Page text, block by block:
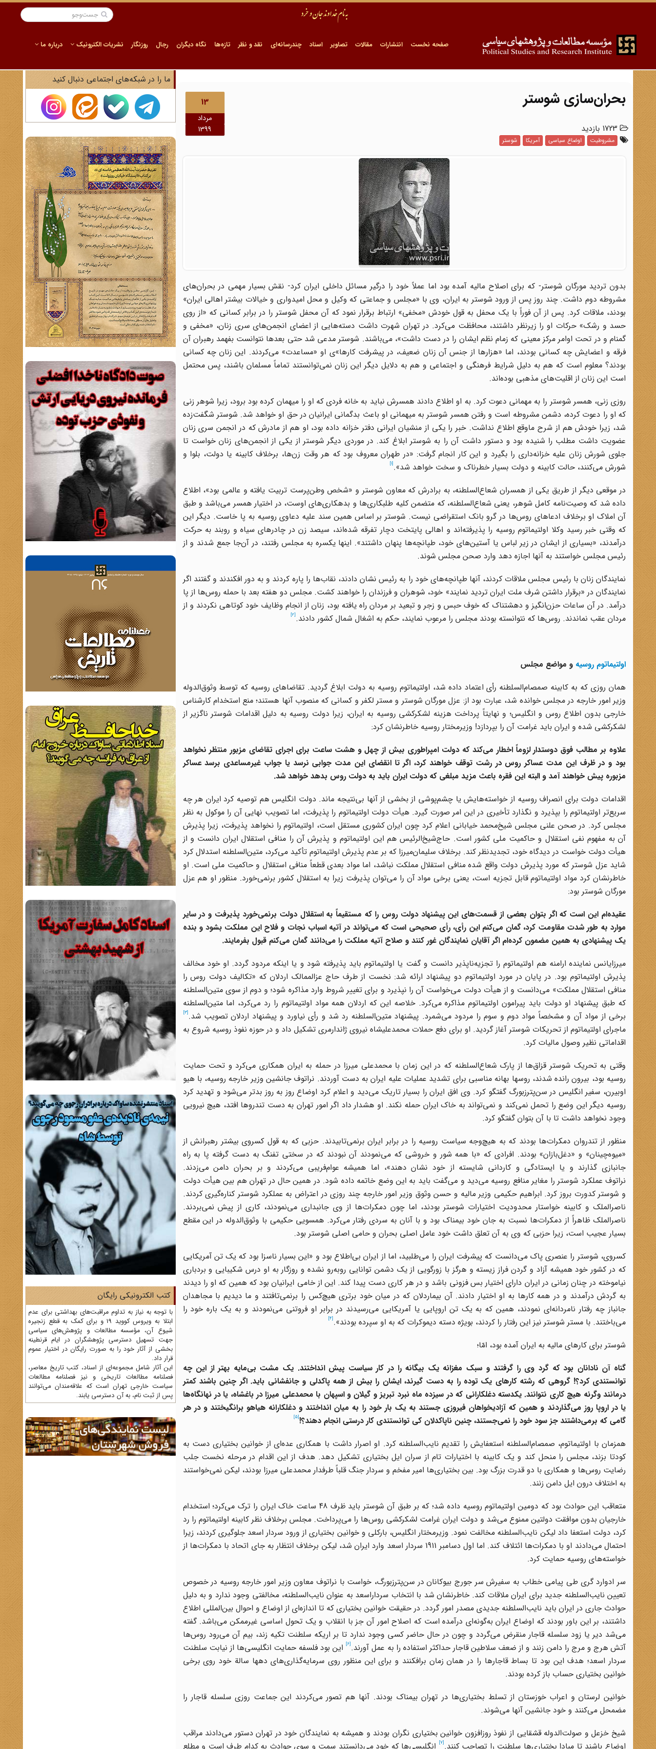
صفحه نخست انتشارات مقالات تصاویر اسناد چندرسانه‌ای نقد و نظر تازه‌ها نگاه دیگران رجال روزنگار نشریات الکترونیک درباره ما
13
مرداد
1399
بحران‌سازی شوستر
مشروطیت اوضاع سیاسی آمریکا شوستر
بدون تردید مورگان شوستر- که برای اصلاح مالیه آمده بود اما عملاً خود را درگیر مسائل داخلی ایران کرد- نقش بسیار مهمی در بحران‌های
مشروطه دوم داشت. چند روز پس از ورود شوستر به ایران، وی با «مجلس و جماعتی که وکیل و محل امیدواری و خیالات بیشتر اهالی ایران»
بودند، ملاقات کرد. پس از آن فوراً با یک محفل به قول خودش «مخفی» ارتباط برقرار نمود که آن محفل شوستر را در برابر کسانی که «از روی
حسد و رشک» حرکات او را زیرنظر داشتند، محافظت می‌کرد. در تهران شهرت داشت دسته‌هایی از اعضای انجمن‌های سری زنان، «مخفی و
گمنام و در تحت اوامر مرکز معینی که زمام نظم ایشان را در دست داشت»، می‌باشند. شوستر مدعی شد حتی بعدها نتوانست بفهمد رهبران آن
فرقه و اعضایش چه کسانی بودند، اما «هزارها از جنس آن زنان ضعیف، در پیشرفت کارها»ی او «مساعدت» می‌کردند. این زنان چه کسانی
بودند؟ معلوم است که هم به دلیل شرایط فرهنگی و اجتماعی و هم به دلایل دیگر این زنان نمی‌توانستند تماماً مسلمان باشند، پس محتمل
است این زنان از اقلیت‌های مذهبی بوده‌اند.
روزی زنی، همسر شوستر را به مهمانی دعوت کرد. به او اطلاع دادند همسرش نباید به خانه فردی که او را میهمان کرده بود برود، زیرا شوهر زنی
که او را دعوت کرده، دشمن مشروطه است و رفتن همسر شوستر به میهمانی او باعث بدگمانی ایرانیان در حق او خواهد شد. شوستر شگفت‌زده
شد، زیرا خودش هم از شرح ماوقع اطلاع نداشت. خبر را یکی از منشیان ایرانی دفتر خزانه‌ داده بود، او هم از مادرش که در انجمن سری زنان
عضویت داشت مطلب را شنیده بود و دستور داشت آن را به شوستر ابلاغ کند. در موردی دیگر شوستر از یکی از انجمن‌های زنان خواست تا
جلوی شورش زنان علیه خزانه‌داری را بگیرد و این کار انجام گرفت: «در طهران معروف بود که هر وقت زن‌ها، برخلاف کابینه یا دولت، بلوا و
شورش می‌کنند، حالت کابینه و دولت بسیار خطرناک و سخت خواهد شد».[1]
در موقعی دیگر از طریق یکی از همسران شعاع‌السلطنه، به برادرش که معاون شوستر و «شخص وطن‌پرست تربیت یافته و عالمی بود»، اطلاع
داده شد که وصیت‌نامه کامل شوهر، یعنی شعاع‌السلطنه، که متضمن کلیه طلبکاری‌ها و بدهکاری‌های اوست، در اختیار همسر می‌باشد و طبق
آن املاک او برخلاف ادعاهای روس‌ها در گرو بانک استقراضی نیست. شوستر بر اساس همین سند علیه دعاوی روسیه به پا خاست. دیگر این
‌که وقتی خبر رسید وکلا اولتیماتوم روسیه را پذیرفته‌اند و اهالی پایتخت دچار تفرقه شده‌اند، سیصد زن در چادرهای سیاه و روبند به حرکت
درآمدند، «بسیاری از ایشان در زیر لباس یا آستین‌های خود، طپانچه‌ها پنهان داشتند». اینها یکسره به مجلس رفتند، در آن‌جا جمع شدند و از
رئیس مجلس خواستند به آنها اجازه دهد وارد صحن مجلس شوند.
نمایندگان زنان با رئیس مجلس ملاقات کردند، آنها طپانچه‌های خود را به رئیس نشان دادند، نقاب‌ها را پاره کردند و به دور افکندند و گفتند اگر
نمایندگان در «برقرار داشتن شرف ملت ایران تردید نمایند» خود، شوهران و فرزندان را خواهند کشت. مجلس دو هفته بعد با حمله روس‌ها از پا
درآمد. در آن ساعات حزن‌انگیز و دهشتناک که خوف حبس و زجر و تبعید بر مردان راه یافته بود، زنان از انجام وظایف خود کوتاهی نکردند و از
مردان عقب نماندند. روس‌ها که نتوانسته بودند مجلس را مرعوب نمایند، حکم به اشغال شمال کشور دادند.[2]
اولتیماتوم روسیه و مواضع مجلس
همان روزی که به کابینه صمصام‌السلطنه رأی اعتماد داده شد، اولتیماتوم روسیه به دولت ابلاغ گردید. تقاضا‌های روسیه که توسط وثوق‌الدوله
وزیر امور خارجه در مجلس خوانده شد، عبارت بود از: عزل مورگان شوستر و مستر لکفر و کسانی که منصوب آنها هستند؛ منع استخدام کارشناس
خارجی بدون اطلاع روس و انگلیس؛ و نهایتاً پرداخت هزینه لشکرکشی روسیه به ایران، زیرا دولت روسیه به دلیل اقدامات شوستر ناگزیر از
لشکرکشی شده و ایران باید غرامت آن را بپردازد! وزیرمختار روسیه خاطرنشان کرد:
علاوه بر مطالب فوق دوستدار لزوماً اخطار می‌کند که دولت امپراطوری بیش از چهل و هشت ساعت برای اجرای تقاضای مزبور منتظر نخواهد
بود و در ظرف این مدت عساکر روس در رشت توقف خواهند کرد، اگر تا انقضای این مدت جوابی نرسد یا جواب غیرمساعدی برسد عساکر
مزبوره پیش خواهند آمد و البته این فقره باعث مزید مبلغی که دولت ایران باید به دولت روس بدهد خواهد شد.
اقدامات دولت برای انصراف روسیه از خواسته‌هایش یا چشم‌پوشی از بخشی از آنها بی‌نتیجه ماند. دولت انگلیس هم توصیه کرد ایران هر چه
سریع‌تر اولتیماتوم را بپذیرد و نگذارد تأخیری در این امر صورت گیرد. هیأت دولت اولتیماتوم را پذیرفت، اما تصویب نهایی آن را موکول به نظر
مجلس کرد. در صحن علنی مجلس شیخ‌محمد خیابانی اعلام کرد چون ایران کشوری مستقل است، اولتیماتوم را نخواهد پذیرفت، زیرا پذیرش
آن به مفهوم نفی استقلال و حاکمیت ملی کشور است. حاج‌شیخ‌الرئیس هم این اولتیماتوم و پذیرش آن را منافی استقلال ایران دانست و از
هیأت دولت خواست در دیدگاه خود، تجدیدنظر کند. بر‌خلاف سلیمان‌میرزا که بر عدم پذیرش اولتیماتوم تأکید می‌کرد، متین‌السلطنه استدلال کرد
شاید عزل شوستر که مورد پذیرش دولت واقع شده منافی استقلال مملکت نباشد، اما مواد بعدی قطعاً منافی استقلال و حاکمیت ملی است. او
خاطرنشان کرد مواد اولتیماتوم قابل تجزیه است، یعنی برخی مواد آن را می‌توان پذیرفت زیرا به استقلال کشور برنمی‌خورد. منظور او هم عزل
مورگان شوستر بود:
عقیده‌ام این است که اگر بتوان بعضی از قسمت‌های این پیشنهاد دولت روس را که مستقیماً به استقلال دولت برنمی‌خورد پذیرفت و در سایر
موارد به طور شدت مقاومت کرد، گمان می‌کنم این رأی، رأی صحیحی است که می‌تواند در آتیه اسباب نجات و فلاح این مملکت بشود و بنده
یک پیشنهادی به همین مضمون کرده‌ام اگر آقایان نمایندگان غور کنند و صلاح آتیه مملکت را می‌دانند گمان می‌کنم قبول بفرمایند.
میرزایانس نماینده ارامنه هم اولتیماتوم را تجزیه‌ناپذیر دانست و گفت یا اولتیماتوم باید پذیرفته شود و یا اینکه مردود گردد. او خود مخالف
پذیرش اولتیماتوم بود. در پایان در مورد اولتیماتوم دو پیشنهاد ارائه شد: نخست از طرف حاج عزالممالک اردلان که «تکالیف دولت روس را
منافی استقلال مملکت» می‌دانست و از هیأت دولت می‌خواست آن را نپذیرد و برای تغییر شروط وارد مذاکره شود؛ و دوم از سوی متین‌السلطنه
که طبق پیشنهاد او دولت باید پیرامون اولتیماتوم مذاکره می‌کرد. خلاصه این ‌که اردلان همه مواد اولتیماتوم را رد می‌کرد، اما متین‌السلطنه
برخی از مواد آن و مشخصاً مواد دوم و سوم را مردود می‌شمرد. پیشنهاد متین‌السلطنه رد شد و رأی نیاورد و پیشنهاد اردلان تصویب شد.[3]
ماجرای اولتیماتوم از تحریکات شوستر آغاز گردید. او برای دفع حملات محمدعلیشاه نیروی ژاندارمری تشکیل داد و در حوزه نفوذ روسیه شروع به
اقداماتی نظیر وصول مالیات کرد.
وقتی به تحریک شوستر قزاق‌ها از پارک شعاع‌السلطنه که در این زمان با محمد‌علی میرزا در حمله به ایران همکاری می‌کرد و تحت حمایت
روسیه بود، بیرون رانده شدند، روسها بهانه مناسبی برای تشدید عملیات علیه ایران به دست آوردند. نراتوف جانشین وزیر خارجه روسیه، با هیو
اوبیرن، سفیر انگلیس در سن‌پترزبورگ گفتگو کرد. وی افق ایران را بسیار تاریک می‌دید و اعلام کرد اوضاع روز به روز بدتر می‌شود و تهدید کرد
روسیه دیگر این وضع را تحمل نمی‌کند و نمی‌تواند به خاک ایران حمله نکند. او هشدار داد اگر امور تهران به دست تندروها افتد، هیچ نیرویی
وجود نخواهد داشت تا با آن بتوان گفتگو کرد.
منظور از تندروان دمکرات‌ها بودند که به هیچ‌وجه سیاست روسیه را در برابر ایران بر‌نمی‌تابیدند. حزبی که به قول کسروی بیشتر رهبرانش از
«میوه‌چینان» و «دغل‌بازان» بودند. افرادی که «با همه شور و خروشی که می‌نمودند آن نبودند که در سختی تفنگ به دست گرفته پا به راه
جانبازی گذارند و یا ایستادگی و کاردانی شایسته از خود نشان دهند»، اما همیشه عوام‌فریبی می‌کردند و بر بحران دامن می‌زدند.
نراتوف عملکرد شوستر را مغایر منافع روسیه می‌دید و می‌گفت باید به این وضع خاتمه داده شود. در همین حال در تهران هم بین هیأت دولت
و شوستر کدورت بروز کرد. ابراهیم حکیمی وزیر مالیه و حسن وثوق وزیر امور خارجه چند روزی در اعتراض به عملکرد شوستر کناره‌گیری کردند.
ناصرالملک و کابینه خواستار محدودیت اختیارات شوستر بودند، اما چون دمکرات‌ها از وی جانبداری می‌نمودند، کاری از پیش نمی‌بردند.
ناصر‌الملک ظاهراً از دمکرات‌ها نسبت به جان خود بیمناک بود و با آنان به سردی رفتار می‌کرد. همسویی حکیمی با وثوق‌الدوله در این مقطع
بسیار عجیب است، زیرا حزبی که وی به آن تعلق داشت خود عامل اصلی بحران و حامی اصلی شوستر بود.
کسروی، شوستر را عنصری پاک می‌دانست که پیشرفت ایران را می‌طلبید، اما از ایران بی‌اطلاع بود و «این بسیار ناسزا بود که یک تن آمریکایی
که در کشور خود همیشه آزاد و گردن فراز زیسته و هرگز با زورگویی از یک دشمن توانایی روبه‌رو نشده و روزگار به او درس شکیبایی و بردباری
نیاموخته در چنان زمانی در ایران دارای اختیار بس فزونی باشد و در هر کاری دست پیدا کند. این از خامی ایرانیان بود که همین که او را دیدند
به گردش درآمدند و در همه کارها به او اختیار دادند. آن بیماردلان که در میان خود برتری هیچ‌کس را برنمی‌تافتند و ما دیدیم با مجاهدان
جانباز چه رفتار نامردانه‌ای نمودند، همین که به یک تن اروپایی یا آمریکایی می‌رسیدند در برابر او فروتنی می‌نمودند و به یک‌ باره خود را
می‌باختند. با مستر شوستر نیز این رفتار را کردند، بویژه دسته دیموکرات که به او سپرده بودند».[4]
شوستر برای کارهای مالیه به ایران آمده بود، امّا؛
گناه آن نادانان بود که گرد وی را گرفتند و سبک مغزانه یک بیگانه را در کار سیاست پیش انداختند. یک مشت بی‌مایه بهتر از این چه
توانستندی کرد؟! گروهی که رشته کارهای یک توده را به دست گیرند، ایشان را بیش از همه پاکدلی و جانفشانی باید. اگر چنین باشند کمتر
درمانند و‌گرنه هیچ کاری نتوانند. یکدسته دغلکارانی که در سیزده ماه نبرد تبریز و گیلان و اسپهان با محمدعلی میرزادر باغشاه، یا در نهانگاه‌ها
یا در اروپا روز می‌گذاردند و همین که آزادیخواهان فیروزی جستند به یک بار خود را به میان انداختند و دغلکارانه هیاهو برانگیختند و در هر
گامی که برمی‌داشتند جز سود خود را نمی‌جستند، چنین ناپاکدلان کی توانستندی کار درستی انجام دهند؟![5]
همزمان با اولتیماتوم، صمصام‌السلطنه استعفایش را تقدیم نایب‌السلطنه کرد. او اصرار داشت با همکاری عده‌ای از خوانین بختیاری دست به
کودتا بزند، مجلس را منحل کند و یک کابینه با اختیارات تام از سران ایل بختیاری تشکیل دهد. هدف از این اقدام در مرحله نخست جلب
رضایت روس‌ها و همکاری با دو قدرت بزرگ بود. بین بختیاری‌ها امیر مفخم و سردار جنگ قلباً طرفدار محمدعلی میرزا بودند، لیکن نمی‌خواستند
به اختلاف درون ایل دامن زنند.
متعاقب این حوادث بود که دومین اولتیماتوم روسیه داده شد؛ که بر طبق آن شوستر باید ظرف 48 ساعت خاک ایران را ترک می‌کرد؛ استخدام
خارجیان بدون موافقت دولتین ممنوع می‌شد و دولت ایران غرامت لشکرکشی روس‌ها را می‌پرداخت. مجلس بر‌خلاف نظر کابینه اولتیماتوم را رد
کرد، دولت استعفا داد لیکن نایب‌السلطنه مخالفت نمود. وزیرمختار انگلیس، بارکلی و خوانین بختیاری از ورود سردار اسعد جلوگیری کردند، زیرا
احتمال می‌دادند او با دمکرات‌ها ائتلاف کند. اما اول دسامبر 1911 سردار اسعد وارد ایران شد، لیکن برخلاف انتظار به جای اتحاد با دمکرات‌ها از
خواسته‌های روسیه حمایت کرد.
سر ادوارد گری طی پیامی خطاب به سفیرش سر جورج بیوکانان در سن‌پترزبورگ، خواست با نراتوف معاون وزیر امور خارجه روسیه در خصوص
تعیین نایب‌السلطنه جدید برای ایران ملاقات کند. خاطر‌نشان شد با انتخاب سرداراسعد به عنوان نایب‌السلطنه، مخالفتی وجود ندارد و به دلیل
حوادث جاری در ایران باید نایب‌السلطنه جدیدی مصدر امور گردد. در حقیقت خوانین بختیاری که تا اندازه‌ای از اوضاع و احوال بین‌المللی اطلاع
داشتند، بر این باور بودند که اوضاع ایران به‌گونه‌ای درآمده است که اصلاح امور آن جز با انقلاب و یک تحول اساسی غیرممکن می‌باشد. گفته
می‌شد دیر یا زود سلسله قاجار منقرض می‌گردد و چون در حال حاضر کسی وجود ندارد تا بر اریکه سلطنت تکیه زند، بیم آن می‌رود روس‌ها
آتش هرج و مرج را دامن زنند و از ضعف سلاطین قاجار حداکثر استفاده را به عمل آورند.[6]
این بود فلسفه حمایت انگلیسی‌ها از نیابت سلطنت
سردار اسعد؛ هدف این بود تا بساط قاجارها را در همان زمان برافکنند و برای این منظور روی سرمایه‌گذاری‌های دهها سالة خود روی برخی
خوانین بختیاری حساب باز کرده بودند.
خوانین لرستان و اعراب خوزستان از تسلط بختیاری‌ها در تهران بیمناک بودند. آنها هم تصور می‌کردند این جماعت روزی سلسله قاجار را
مضمحل می‌کنند و خود جانشین آنها می‌شوند.
شیخ خزعل و صولت‌الدوله قشقایی از نفوذ روزافزون خوانین بختیاری نگران بودند و همیشه به نمایندگان خود در تهران دستور می‌دادند مراقب
اوضاع باشند تا مبادا بختیاری‌ها سلطنت را تصاحب کنند.[7] انگلیسی‌ها که خود می‌دانستند سمت و سوی حوادث به کدام طرف است و مطلع
ما را در شبکه‌های اجتماعی دنبال کنید
کتب الکترونیکی رایگان
با توجه به نیاز به تداوم مراقبت‌های بهداشتی برای عدم
ابتلا به ویروس کووید 19 و برای کمک به قطع زنجیره
شیوع آن، مؤسسه مطالعات و پژوهش‌های سیاسی
جهت تسهیل دسترسی پژوهشگران در ایام قرنطینه
بخشی از آثار خود را به صورت رایگان در اختیار عموم
قرار داد.
این آثار شامل مجموعه‌ای از اسناد، کتب تاریخ معاصر،
فصلنامه‌ مطالعات تاریخی و نیز فصلنامه مطالعات
سیاست خارجی تهران است که علاقه‌مندان می‌توانند
پس از ثبت نام، به آن دسترسی یابند.